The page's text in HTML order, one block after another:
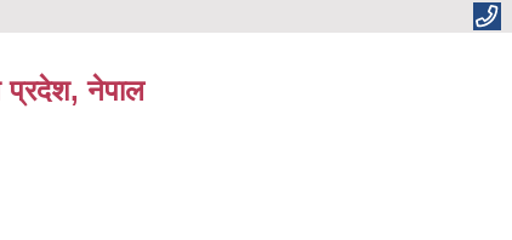
प्रदेश, नेपाल